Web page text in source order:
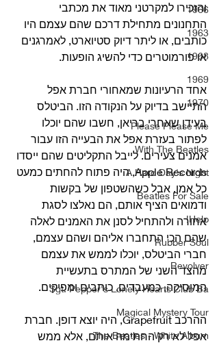
1966
1963
1968
1969
1970
Please Please Me
With The Beatles
A Hard Day's Night
Beatles For Sale
Help!
Rubber Soul
Revolver
Sgt. Pepper's Lonely Hearts Club Ba
Magical Mystery Tour
The Beatles - White Album
והזכירו למקרטני מאוד את מכתבי
התחנונים מתחילת דרכם שהם עצמם היו
כותבים, או ליתר דיוק סטיוארט, לאמרגנים
או פורמוטרים כדי להשיג הופעות.
אחד הרעיונות שמאחורי חברת אפל
התיישב בדיוק על הנקודה הזו. הביטלס
בעידן שאחרי בריאן, חשבו שהם יוכלו
לפתור בעזרת אפל את הבעייה הזו עבור
אמנים צעירים. לייבל התקליטים שהם ייסדו
Apple Records, היה פתוח להחתים כמעט
כל אמן, אבל כשהשטפון של בקשות
ודמואים הציף אותם, הם נאלצו לסגת
אחורה ולהתחיל לסנן את האמנים לאלה
שהם הכי התחברו אליהם ושהם עצמם,
חברי הביטלס, יוכלו לממש את עצמם
מהצד השני של המתרס בתעשיית
המוסיקה, כמעבדים, כותבים ומפיקים.
ההרכב Grapefruit, היה יוצא דופן. חברת
אפל לא רק החתימה אותם, אלא ממש